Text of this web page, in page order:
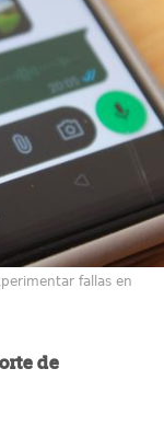
fallas en
de